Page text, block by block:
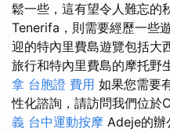
鬆一些，這有望令人難忘的
Tenerifa，則需要經歷一些
迎的特內里費島遊覽包括大
旅行和特內里費島的摩托野
拿 台胞證 費用 如果您需要
性化諮詢，請訪問我們位於
義 台中運動按摩 Adeje的辦